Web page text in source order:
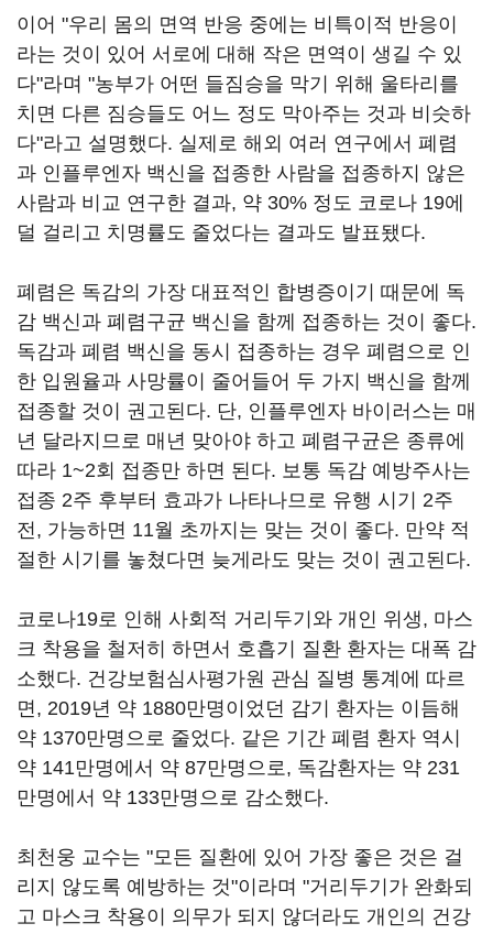
이어 "우리 몸의 면역 반응 중에는 비특이적 반응이
라는 것이 있어 서로에 대해 작은 면역이 생길 수 있
다"라며 "농부가 어떤 들짐승을 막기 위해 울타리를
치면 다른 짐승들도 어느 정도 막아주는 것과 비슷하
다"라고 설명했다. 실제로 해외 여러 연구에서 폐렴
과 인플루엔자 백신을 접종한 사람을 접종하지 않은
사람과 비교 연구한 결과, 약 30% 정도 코로나 19에
덜 걸리고 치명률도 줄었다는 결과도 발표됐다.
폐렴은 독감의 가장 대표적인 합병증이기 때문에 독
감 백신과 폐렴구균 백신을 함께 접종하는 것이 좋다.
독감과 폐렴 백신을 동시 접종하는 경우 폐렴으로 인
한 입원율과 사망률이 줄어들어 두 가지 백신을 함께
접종할 것이 권고된다. 단, 인플루엔자 바이러스는 매
년 달라지므로 매년 맞아야 하고 폐렴구균은 종류에
따라 1~2회 접종만 하면 된다. 보통 독감 예방주사는
접종 2주 후부터 효과가 나타나므로 유행 시기 2주
전, 가능하면 11월 초까지는 맞는 것이 좋다. 만약 적
절한 시기를 놓쳤다면 늦게라도 맞는 것이 권고된다.
코로나19로 인해 사회적 거리두기와 개인 위생, 마스
크 착용을 철저히 하면서 호흡기 질환 환자는 대폭 감
소했다. 건강보험심사평가원 관심 질병 통계에 따르
면, 2019년 약 1880만명이었던 감기 환자는 이듬해
약 1370만명으로 줄었다. 같은 기간 폐렴 환자 역시
약 141만명에서 약 87만명으로, 독감환자는 약 231
만명에서 약 133만명으로 감소했다.
최천웅 교수는 "모든 질환에 있어 가장 좋은 것은 걸
리지 않도록 예방하는 것"이라며 "거리두기가 완화되
고 마스크 착용이 의무가 되지 않더라도 개인의 건강